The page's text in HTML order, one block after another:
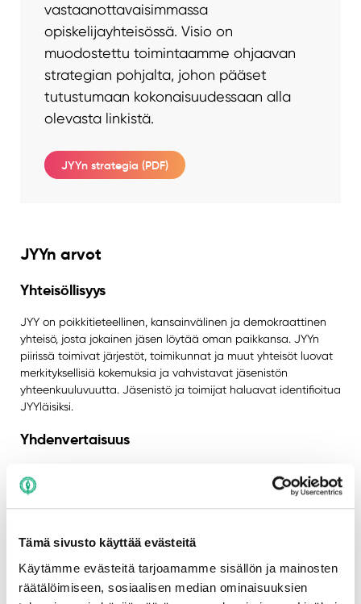
Tämä sivusto käyttää evästeitä
Käytämme evästeitä tarjoamamme sisällön ja mainosten
räätälöimiseen, sosiaalisen median ominaisuuksien
vastaanottavaisimmassa
opiskelijayhteisössä. Visio on
muodostettu toimintaamme ohjaavan
strategian pohjalta, johon pääset
tutustumaan kokonaisuudessaan alla
olevasta linkistä.
JYYn strategia (PDF)
JYYn arvot
Yhteisöllisyys
JYY on poikkitieteellinen, kansainvälinen ja demokraattinen
yhteisö, josta jokainen jäsen löytää oman paikkansa. JYYn
piirissä toimivat järjestöt, toimikunnat ja muut yhteisöt luovat
merkityksellisiä kokemuksia ja vahvistavat jäsenistön
yhteenkuuluvuutta. Jäsenistö ja toimijat haluavat identifioitua
JYYläisiksi.
Yhdenvertaisuus
osallistua ylioppilaskunnan toimintaan ja päätöksentekoon
esteettömyyttä, yhdenvertaisuutta ja tasa-arvoa. JYY on
Vastuullisuus